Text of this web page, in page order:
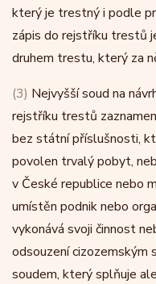
který je trestný i podle
zápis do rejstříku trestů
druhem trestu, který za
(3) Nejvyšší soud na
rejstříku trestů
bez státní příslušnosti,
povolen trvalý pobyt,
v České republice nebo
umístěn podnik nebo
vykonává svoji činnost
odsouzení cizozemským
soudem, který splňuje